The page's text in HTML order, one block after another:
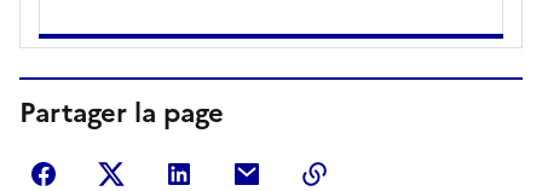
Partager la page
Partager sur Facebook
Partager sur Twitter
Partager sur LinkedIn
Partager par courriel